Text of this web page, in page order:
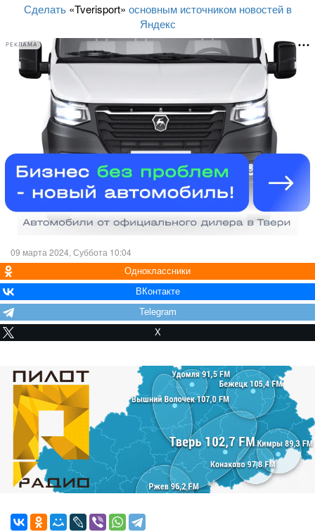
Сделать «Tverisport» основным источником новостей в
Яндекс
РЕКЛАМА
09 марта 2024, Суббота 10:04
Одноклассники
ВКонтакте
Telegram
X